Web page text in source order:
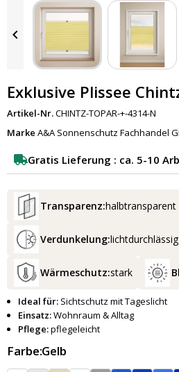

Exklusive Plissee
Artikel-Nr.CHINTZ-TOPAR-+-4314-N
Marke A&A Sonnenschutz Fachhandel
Gratis Lieferung : ca. 5-10
Transparenz:halbtransparent
Verdunkelung:lichtdurchlässig
Wärmeschutz:stark
Ideal für: Sichtschutz mit Tageslicht
Einsatz:Wohnraum & Alltag
Pflege:pflegeleicht
Farbe:Gelb